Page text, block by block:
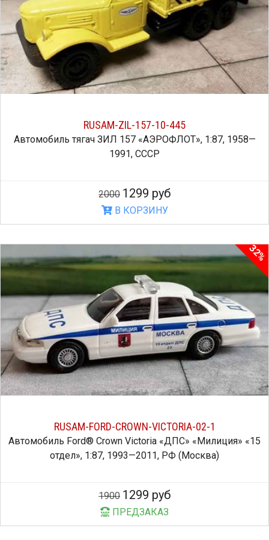
RUSAM-ZIL-157-10-445
Автомобиль тягач ЗИЛ 157 «АЭРОФЛОТ», 1:87, 1958—
1991, СССР
2000 1299 руб
В КОРЗИНУ
RUSAM-FORD-CROWN-VICTORIA-02-1
Автомобиль Ford® Crown Victoria «ДПС» «Милиция» «15
отдел», 1:87, 1993—2011, РФ (Москва)
32%
1900 1299 руб
ПРЕДЗАКАЗ